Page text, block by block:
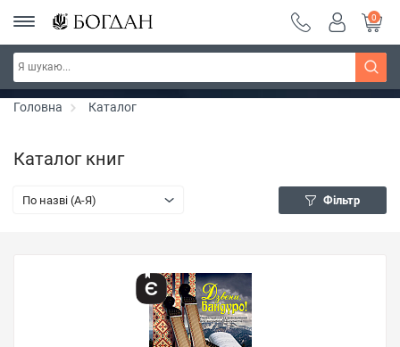
РОЗПРОДАЖ ~ 150 грн ~ 200 грн ~ 250 грн ~
300 грн ~ РОЗПРОДАЖ
Дізнатись більше
0
Головна Каталог
Каталог книг
По назві (A-Я) Фільтр